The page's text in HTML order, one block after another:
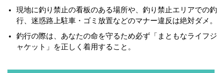
現地に釣り禁止の看板のある場所や、釣り禁止エリアでの釣
行、迷惑路上駐車・ゴミ放置などのマナー違反は絶対ダメ。
釣行の際は、あなたの命を守るため必ず「まともなライフジ
ャケット」を正しく着用すること。